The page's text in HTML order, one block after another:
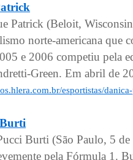
Patrick (Beloit,
norte-americana que
e 2006 competiu pela
Green. Em abril de
esportistas/
Burti (São Paulo, 5
pela Fórmula 1.